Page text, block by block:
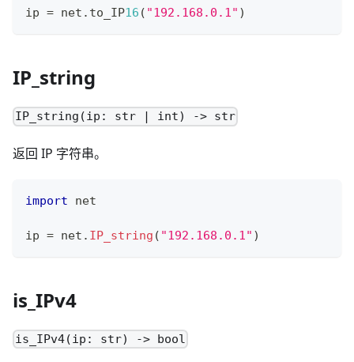
ip = net . to_IP16 ( "192.168.0.1" )
IP_string
IP_string(ip: str | int) -> str
返回 IP 字符串。
import net
ip = net . IP_string ( "192.168.0.1" )
is_IPv4
is_IPv4(ip: str) -> bool